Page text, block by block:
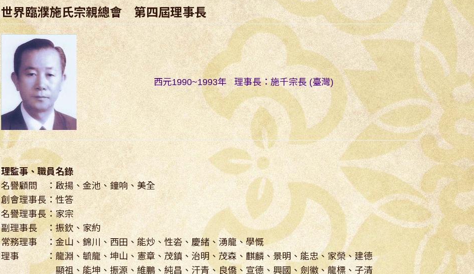
世界臨濮施氏宗親總會 第四屆理事長
西元1990~1993年 理事長：施千宗長 (臺灣)
理監事、職員名錄
名譽顧問 ：啟揚、金池、鐘响、美全
創會理事長：性答
名譽理事長：家宗
副理事長 ：振欽、家約
常務理事 ：金山、錦川、西田、能炒、性沯、慶緒、湧龍、學慨
理事 ：龍淵、毓龍、坤山、憲章、茂鎮、治明、茂森、麒麟、景明、能忠、家榮、建德
顯祖、能坤、振源、維鵬、純昌、汗青、良僑、宣德、興國、劍徽、龍標、子清